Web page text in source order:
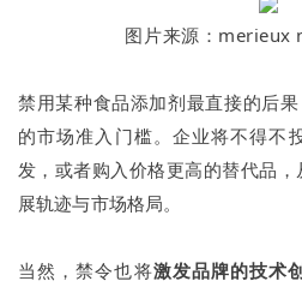
图片来源：merieux
禁用某种食品添加剂最直接的后
的市场准入门槛。企业将不得不
发，或者购入价格更高的替代品
展轨迹与市场格局。
当然，禁令也将激发品牌的技术